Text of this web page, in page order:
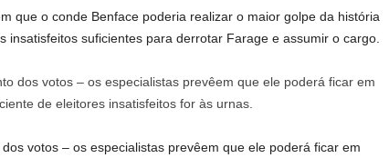
que o conde Benface poderia realizar o maior golpe da história
insatisfeitos suficientes para derrotar Farage e assumir o cargo.
votos – os especialistas prevêem que ele poderá ficar em